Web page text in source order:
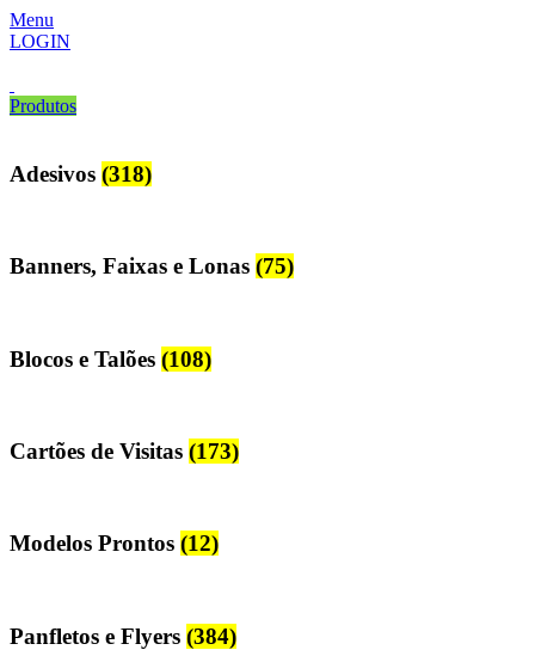
Menu
LOGIN
Produtos
Adesivos (318)
Banners, Faixas e Lonas (75)
Blocos e Talões (108)
Cartões de Visitas (173)
Modelos Prontos (12)
Panfletos e Flyers (384)